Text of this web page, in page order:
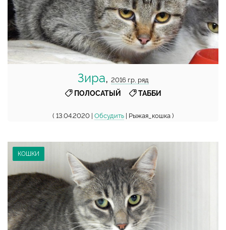
Зира, 2016 г.р, ряд
ПОЛОСАТЫЙ
ТАББИ
( 13.04.2020 | Обсудить | Рыжая_кошка )
КОШКИ